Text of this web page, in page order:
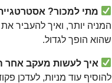
מתי למכור?
המניה יותר, ואיך להעביר
שהוא הופך לגדול.
איך לעשות מעקב אחר
להוסיף עוד מניות, לעדכן